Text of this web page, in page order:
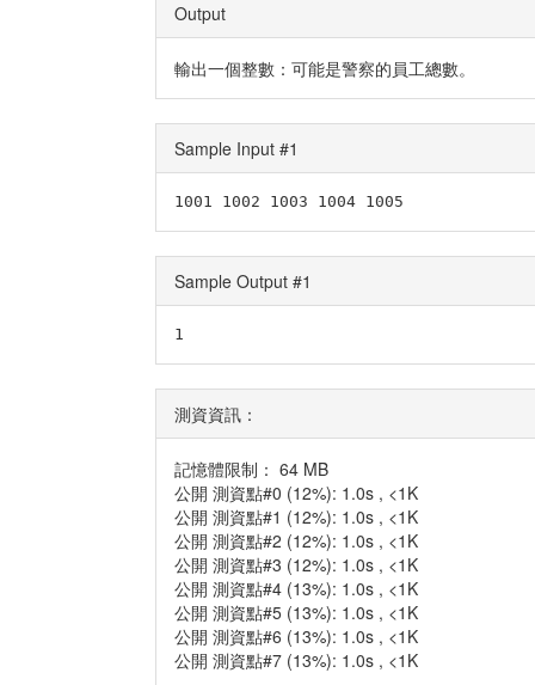
Output
輸出一個整數：可能是警察的員工總數。
Sample Input #1
1001 1002 1003 1004 1005
Sample Output #1
1
測資資訊：
記憶體限制： 64 MB
公開 測資點#0 (12%): 1.0s , <1K
公開 測資點#1 (12%): 1.0s , <1K
公開 測資點#2 (12%): 1.0s , <1K
公開 測資點#3 (12%): 1.0s , <1K
公開 測資點#4 (13%): 1.0s , <1K
公開 測資點#5 (13%): 1.0s , <1K
公開 測資點#6 (13%): 1.0s , <1K
公開 測資點#7 (13%): 1.0s , <1K